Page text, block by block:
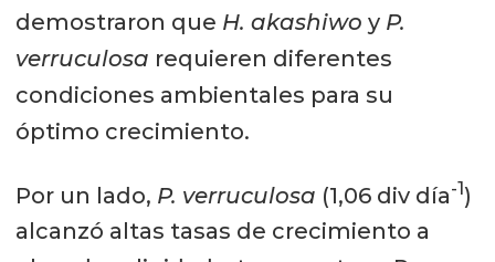
demostraron que H. akashiwo y P.
verruculosa requieren diferentes
condiciones ambientales para su
óptimo crecimiento.
Por un lado, P. verruculosa (1,06 div día-1)
alcanzó altas tasas de crecimiento a